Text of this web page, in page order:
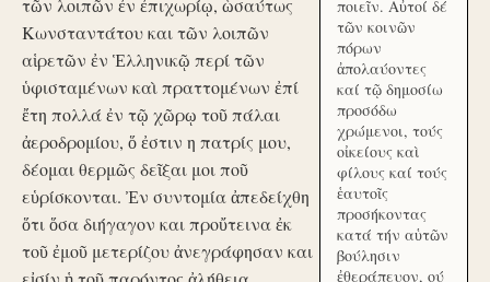
τῶν λοιπῶν ἐν ἐπιχωρίῳ, ὡσαύτως
Κωνσταντάτου και τῶν λοιπῶν
αἱρετῶν ἐν Ἑλληνικῷ περί τῶν
ὑφισταμένων καὶ πραττομένων ἐπί
ἔτη πολλά ἐν τῷ χῶρῳ τοῦ πάλαι
ἀεροδρομίου, ὅ ἐστιν η πατρίς μου,
δέομαι θερμῶς δεῖξαι μοι ποῦ
εὑρίσκονται. Ἐν συντομία ἀπεδείχθη
ὅτι ὅσα διήγαγον και προὔτεινα ἐκ
τοῦ ἐμοῦ μετερίζου ἀνεγράφησαν και
ποιεῖν. Αὐτοί δέ
τῶν κοινῶν
πόρων
ἀπολαύοντες
καί τῷ δημοσίω
προσόδω
χρώμενοι, τούς
οἰκείους καὶ
φίλους καί τούς
ἑαυτοῖς
προσήκοντας
κατά τήν αὑτῶν
βούλησιν
ἐθεράπευον, ού